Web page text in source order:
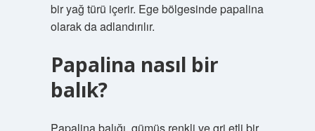
bir yağ türü içerir. Ege bölgesinde papalina
olarak da adlandırılır.
Papalina nasıl bir
balık?